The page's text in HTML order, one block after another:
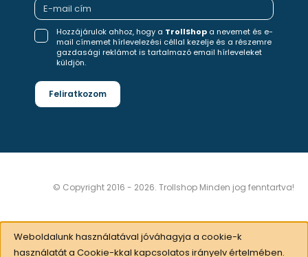
Hozzájárulok ahhoz, hogy a TrollShop a nevemet és e-
mail címemet hírlevelezési céllal kezelje és a részemre
gazdasági reklámot is tartalmazó email hírleveleket
küldjön.
Feliratkozom
© Copyright 2016 - 2026. Trollshop Minden jog fenntartva!
Weboldalunk használatával jóváhagyja a cookie-k
használatát a Cookie-kkal kapcsolatos irányelv értelmében.